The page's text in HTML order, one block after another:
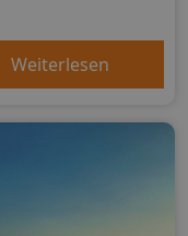
Weiterlesen